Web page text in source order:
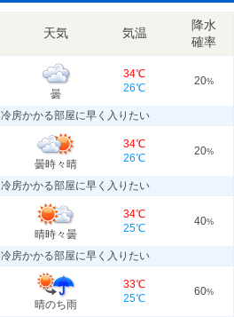
天気 気温
降水
確率
曇
34℃
26℃
20%
冷房かかる部屋に早く入りたい
曇時々晴
34℃
26℃
20%
冷房かかる部屋に早く入りたい
晴時々曇
34℃
25℃
40%
冷房かかる部屋に早く入りたい
晴のち雨
33℃
25℃
60%